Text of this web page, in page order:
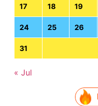
17 18 19
24 25 26
31
« Jul